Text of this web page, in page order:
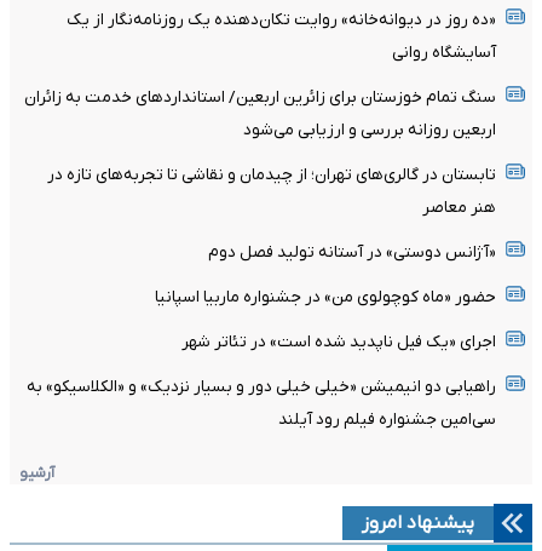
«ده روز در دیوانه‌خانه» روایت تکان‌دهنده یک روزنامه‌نگار از یک
آسایشگاه روانی
سنگ تمام خوزستان برای زائرین اربعین/ استانداردهای خدمت به زائران
اربعین روزانه بررسی و ارزیابی می‌شود
تابستان در گالری‌های تهران؛ از چیدمان و نقاشی تا تجربه‌های تازه در
هنر معاصر
«آژانس دوستی» در آستانه تولید فصل دوم
حضور «ماه کوچولوی من» در جشنواره ماربیا اسپانیا
اجرای «یک فیل ناپدید شده است» در تئاتر شهر
راهیابی دو انیمیشن «خیلی خیلی دور و بسیار نزدیک» و «الکلاسیکو» به
سی‌امین جشنواره فیلم رود آیلند
آرشیو
پیشنهاد امروز